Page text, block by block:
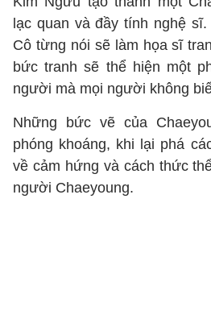
lạc quan và đầy tính nghệ
Cô từng nói sẽ làm họa sĩ
bức tranh sẽ thể hiện một
người mà mọi người không
Những bức vẽ của
phóng khoáng, khi lại phá
về cảm hứng và cách thức
người Chaeyoung.